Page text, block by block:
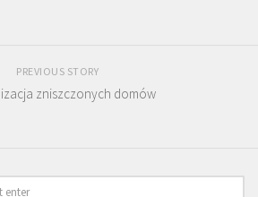
PREVIOUS STORY
zniszczonych domów